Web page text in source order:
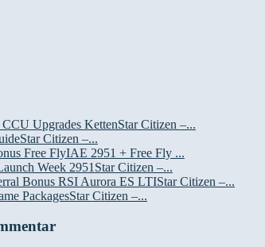
Star Citizen –...
Star Citizen –...
IAE 2951 + Free Fly ...
Star Citizen –...
Star Citizen –...
Star Citizen –...